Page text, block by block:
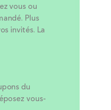
vous ou
Plus
invités. La
du
vous-